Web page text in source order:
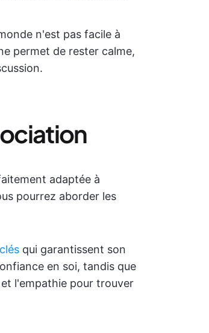
n'est pas facile à
permet de rester calme,
adaptée à
pourrez aborder les
qui garantissent son
en soi, tandis que
l'empathie pour trouver